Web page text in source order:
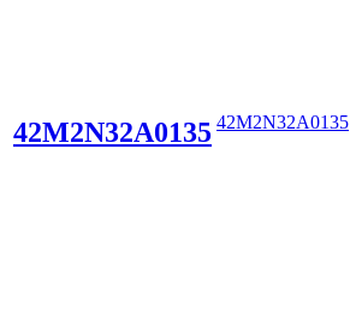
42M2N32A0135 42M2N32A0135